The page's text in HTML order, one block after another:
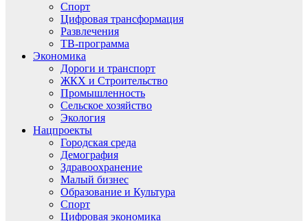
Спорт
Цифровая трансформация
Развлечения
ТВ-программа
Экономика
Дороги и транспорт
ЖКХ и Строительство
Промышленность
Сельское хозяйство
Экология
Нацпроекты
Городская среда
Демография
Здравоохранение
Малый бизнес
Образование и Культура
Спорт
Цифровая экономика